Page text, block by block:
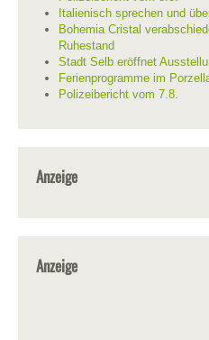
Italienisch sprechen und
Bohemia Cristal
Ruhestand
Stadt Selb eröffnet
Ferienprogramme im
Polizeibericht vom 7.8.
Anzeige
Anzeige